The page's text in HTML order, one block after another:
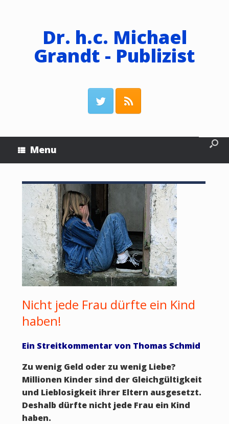
Dr. h.c. Michael
Grandt - Publizist
Menu
Nicht jede Frau dürfte ein Kind
haben!
Ein Streitkommentar von Thomas Schmid
Zu wenig Geld oder zu wenig Liebe?
Millionen Kinder sind der Gleichgültigkeit
und Lieblosigkeit ihrer Eltern ausgesetzt.
Deshalb dürfte nicht jede Frau ein Kind
haben.